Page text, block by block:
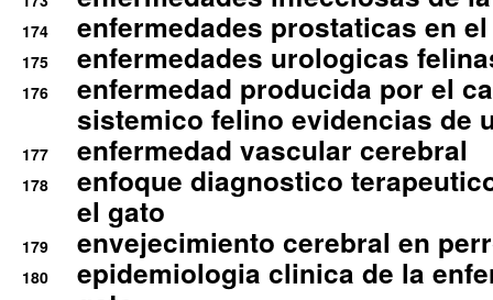
174 enfermedades prostaticas en
175 enfermedades urologicas
176
enfermedad producida por el
sistemico felino evidencias de
177 enfermedad vascular cerebral
178
enfoque diagnostico
el gato
179 envejecimiento cerebral en
180
epidemiologia clinica de la